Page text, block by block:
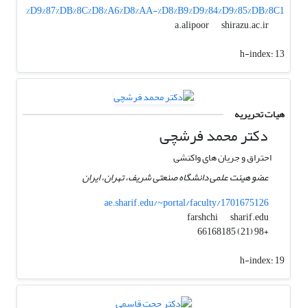
%D9%87%DB%8C%D8%A6%D8%AA-%D8%B9%D9%84%D9%85%DB%8C1
a.alipoor
shirazu.ac.ir
h-index:13
هیات تحریریه
دکتر محمد فرشچی
احتراق و جریان های واکنشی
عضو هیئت علمی دانشگاه صنعتی شریف، تهران، ایران
ae.sharif.edu/~portal/faculty/1701675126
farshchi
sharif.edu
+98 (21) 66168185
h-index:19